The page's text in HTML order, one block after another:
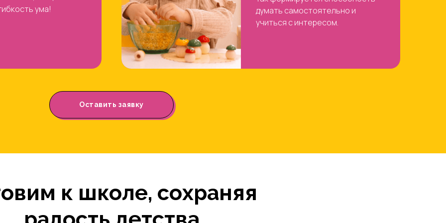
ума!
думать самостоятельно и
учиться с интересом.
Оставить заявку
к школе, сохраняя